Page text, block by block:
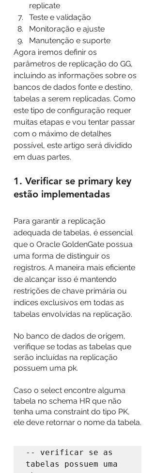
replicate
Teste e validação
Monitoração e ajuste
Manutenção e suporte
Agora iremos definir os
parâmetros de replicação do GG,
incluindo as informações sobre os
bancos de dados fonte e destino,
tabelas a serem replicadas. Como
este tipo de configuração requer
muitas etapas e vou tentar passar
com o máximo de detalhes
possível, este artigo será dividido
em duas partes.
1. Verificar se primary key
estão implementadas
Para garantir a replicação
adequada de tabelas, é essencial
que o Oracle GoldenGate possua
uma forma de distinguir os
registros. A maneira mais eficiente
de alcançar isso é mantendo
restrições de chave primária ou
índices exclusivos em todas as
tabelas envolvidas na replicação.
No banco de dados de origem,
verifique se todas as tabelas que
serão incluídas na replicação
possuem uma pk.
Caso o select encontre alguma
tabela no schema HR que não
tenha uma constraint do tipo PK,
ele deve retornar o nome da tabela.
-- verificar se as
tabelas possuem uma